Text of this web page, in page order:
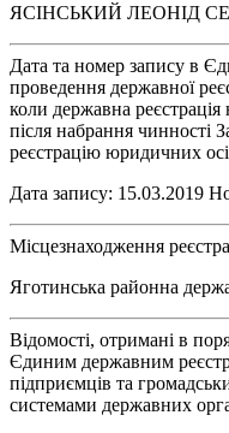
ЯСІНСЬКИЙ ЛЕОНІД
Дата та номер запису в
проведення державної
коли державна
після набрання чинності
реєстрацію юридичних
Дата запису: 15.03.2019
Місцезнаходження
Яготинська районна
Відомості, отримані в
Єдиним державним
підприємців та
системами державних